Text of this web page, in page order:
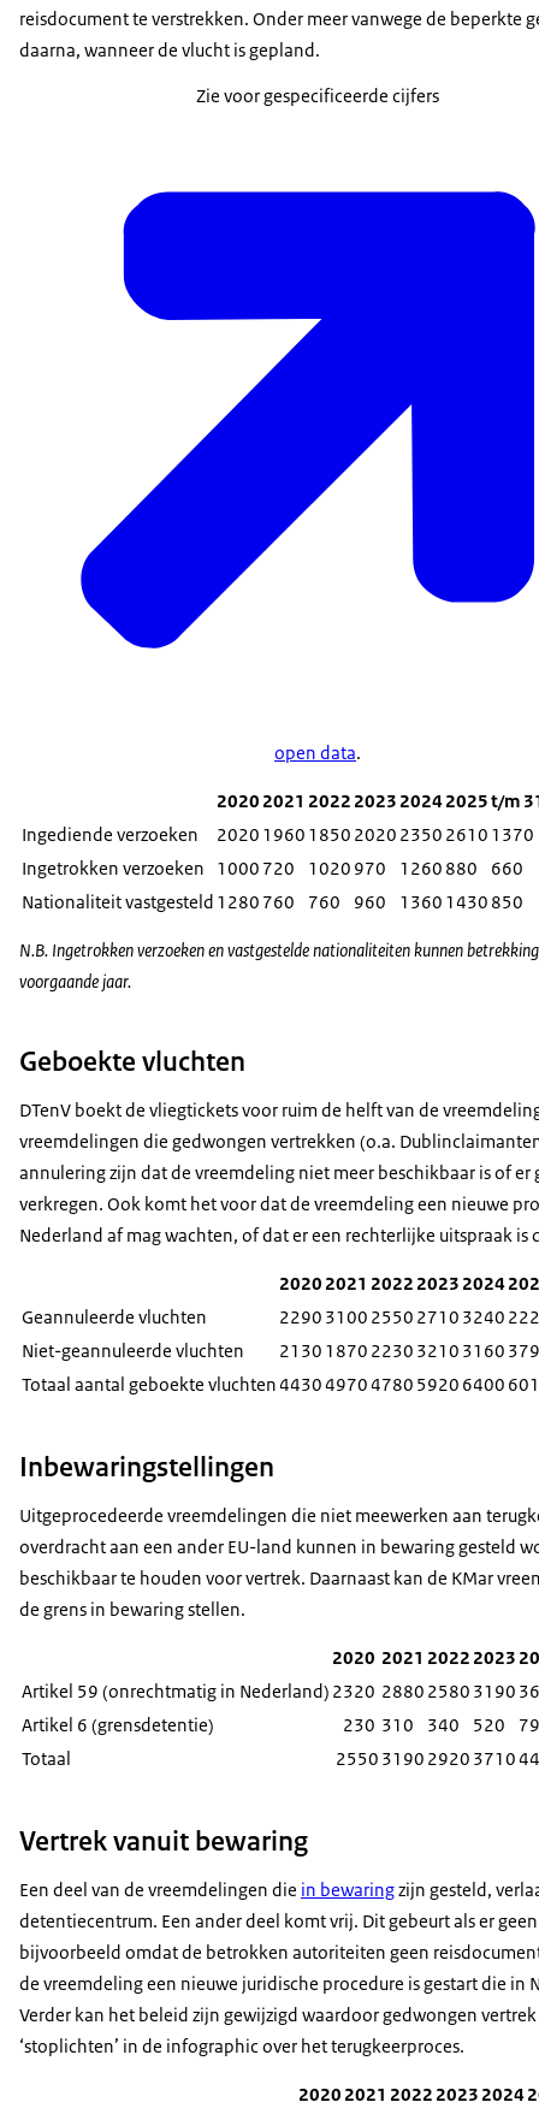
reisdocument te verstrekken. Onder meer vanwege de beperkte
daarna, wanneer de vlucht is gepland.
Zie voor gespecificeerde cijfers
open data.
2020 2021 2022 2023 20242025t/m
Ingediende verzoeken
2020 1960 1850 2020 2350 2610 1370
Ingetrokken verzoeken
1000 720 1020 970 1260 880
660
Nationaliteit vastgesteld 1280 760 760 960 1360 1430 850
N.B. Ingetrokken verzoeken en vastgestelde nationaliteiten kunnen
voorgaande jaar.
Geboekte vluchten
DTenV boekt de vliegtickets voor ruim de helft van de
vreemdelingen die gedwongen vertrekken (o.a.
annulering zijn dat de vreemdeling niet meer beschikbaar is of
verkregen. Ook komt het voor dat de vreemdeling een nieuwe
Nederland af mag wachten, of dat er een rechterlijke uitspraak
2020 2021 2022 2023 2024
Geannuleerde vluchten
2290 3100 2550 2710 3240
Niet-geannuleerde vluchten
2130 1870 2230 3210 3160
Totaal aantal geboekte vluchten 4430 4970 4780 5920 6400
Inbewaringstellingen
Uitgeprocedeerde vreemdelingen die niet meewerken aan
overdracht aan een ander EU-land kunnen in bewaring gesteld
beschikbaar te houden voor vertrek. Daarnaast kan de KMar
de grens in bewaring stellen.
2020 2021 2022 2023
Artikel 59 (onrechtmatig in Nederland) 2320 2880 2580 3190
Artikel 6 (grensdetentie)
230 310 340 520
Totaal
2550 3190 2920 3710
Vertrek vanuit bewaring
Een deel van de vreemdelingen die in bewaringzijn gesteld,
detentiecentrum. Een ander deel komt vrij. Dit gebeurt als er
bijvoorbeeld omdat de betrokken autoriteiten geen
de vreemdeling een nieuwe juridische procedure is gestart die in
Verder kan het beleid zijn gewijzigd waardoor gedwongen
‘stoplichten’ in de infographic over het terugkeerproces.
2020 2021 2022 2023 2024